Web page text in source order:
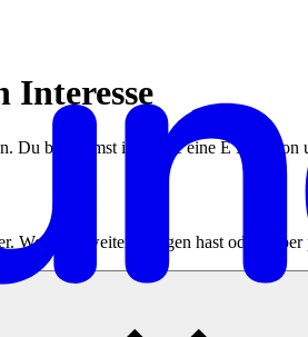
Interesse
Du bekommst in Kürze eine E Mail
Wenn du weitere Fragen hast oder